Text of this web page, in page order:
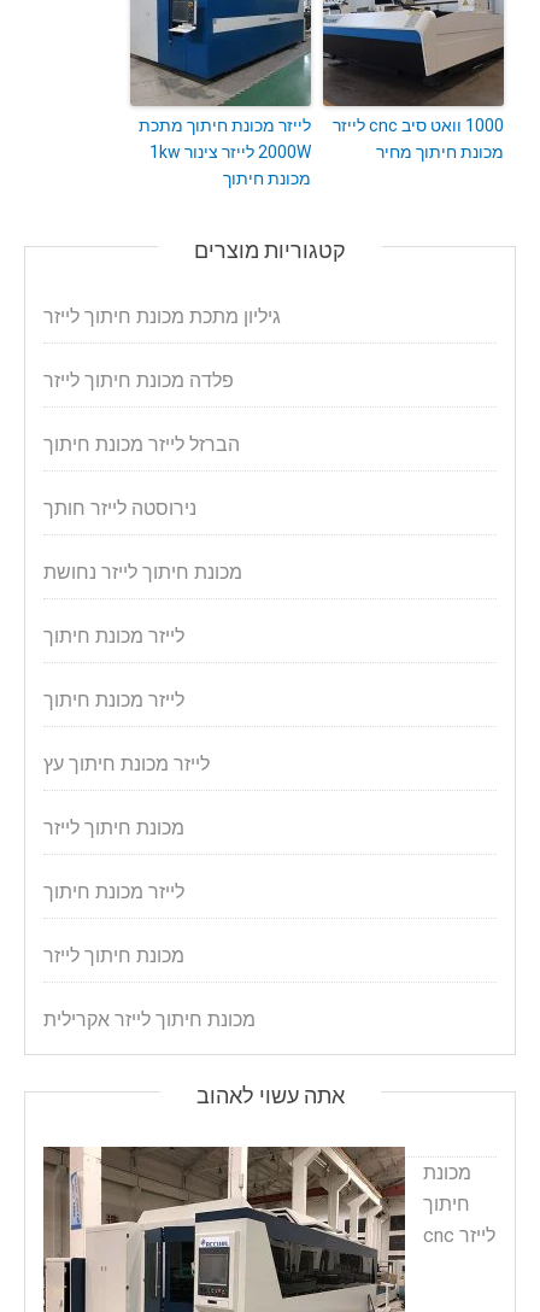
1000 וואט סיב cnc לייזר
מכונת חיתוך מחיר
לייזר מכונת חיתוך מתכת
2000W לייזר צינור 1kw
מכונת חיתוך
קטגוריות מוצרים
גיליון מתכת מכונת חיתוך לייזר
פלדה מכונת חיתוך לייזר
הברזל לייזר מכונת חיתוך
נירוסטה לייזר חותך
מכונת חיתוך לייזר נחושת
לייזר מכונת חיתוך
לייזר מכונת חיתוך
לייזר מכונת חיתוך עץ
מכונת חיתוך לייזר
לייזר מכונת חיתוך
מכונת חיתוך לייזר
מכונת חיתוך לייזר אקרילית
אתה עשוי לאהוב
מכונת
חיתוך
לייזר cnc